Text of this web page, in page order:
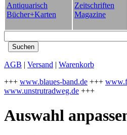
Antiquarisch
Bücher+Karten
Zeitschriften
Magazine
AGB | Versand | Warenkorb
+++ www.blaues-band.de +++
www.unstrutradweg.de +++
Auswahl